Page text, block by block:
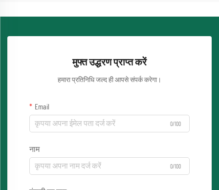
मुफ्त उद्धरण प्राप्त करें
हमारा प्रतिनिधि जल्द ही आपसे संपर्क करेगा।
Email
0/100
नाम
0/100